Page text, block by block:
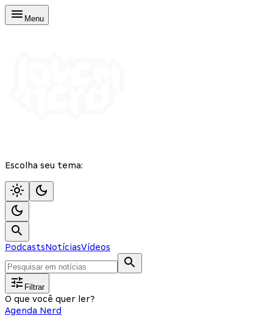
Menu
Escolha seu tema:
PodcastsNotíciasVídeos
Filtrar
O que você quer ler?
Agenda Nerd